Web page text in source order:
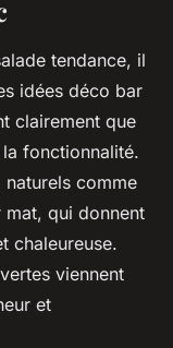
tendance, il
idées déco bar
clairement que
fonctionnalité.
comme
qui donnent
chaleureuse.
viennent
et